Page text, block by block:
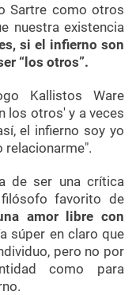
Sartre como otros
nuestra existencia
si el infierno son
“los otros”.
Kallistos Ware
los otros' y a veces
el infierno soy yo
relacionarme".
de ser una crítica
favorito de
amor libre con
súper en claro que
pero no por
como para